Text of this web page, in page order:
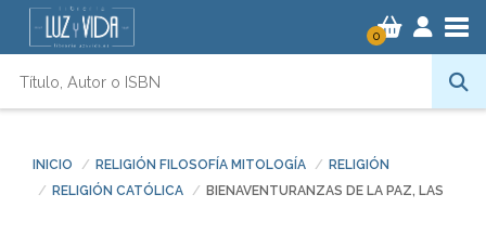
0
INICIO RELIGIÓN FILOSOFÍA MITOLOGÍA
RELIGIÓN
RELIGIÓN CATÓLICA
BIENAVENTURANZAS DE LA PAZ, LAS